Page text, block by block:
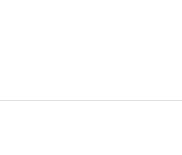
Total des évaluations: